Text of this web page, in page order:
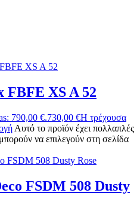
FBFE XS A 52
790,00 €.730,00 €Η τρέχουσα
Αυτό το προϊόν έχει πολλαπλές
να επιλεγούν στη σελίδα
FSDM 508 Dusty